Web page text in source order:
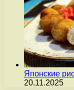
Японские
20.11.2025